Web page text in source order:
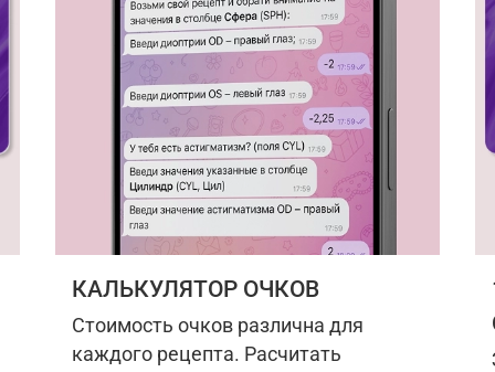
КАЛЬКУЛЯТОР ОЧКОВ
Стоимость очков различна для
каждого рецепта. Расчитать